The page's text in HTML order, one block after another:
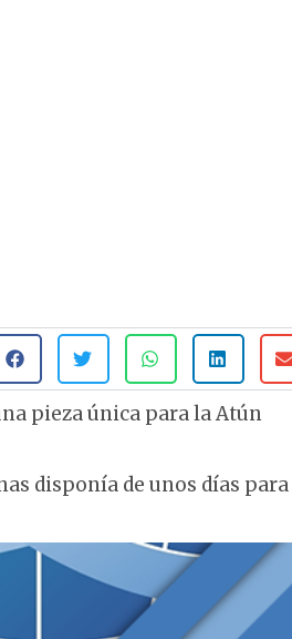
pieza única para la Atún
disponía de unos días para